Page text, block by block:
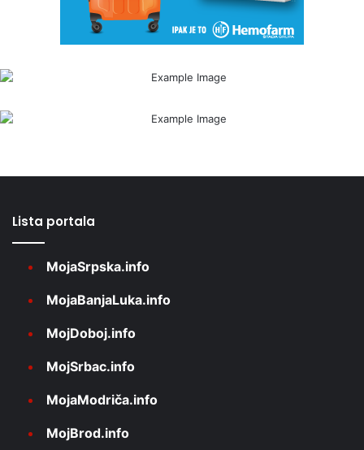
Lista portala
MojaSrpska.info
MojaBanjaLuka.info
MojDoboj.info
MojSrbac.info
MojaModriča.info
MojBrod.info